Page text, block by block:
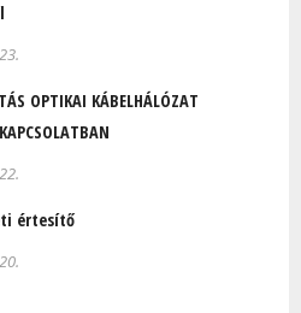
OPTIKAI KÁBELHÁLÓZAT
értesítő